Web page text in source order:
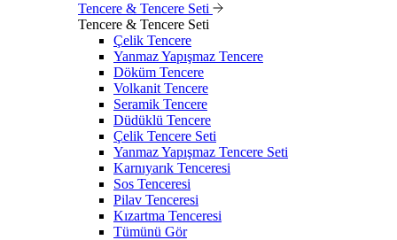
Tencere & Tencere Seti
Tencere & Tencere Seti
Çelik Tencere
Yanmaz Yapışmaz Tencere
Döküm Tencere
Volkanit Tencere
Seramik Tencere
Düdüklü Tencere
Çelik Tencere Seti
Yanmaz Yapışmaz Tencere Seti
Karnıyarık Tenceresi
Sos Tenceresi
Pilav Tenceresi
Kızartma Tenceresi
Tümünü Gör